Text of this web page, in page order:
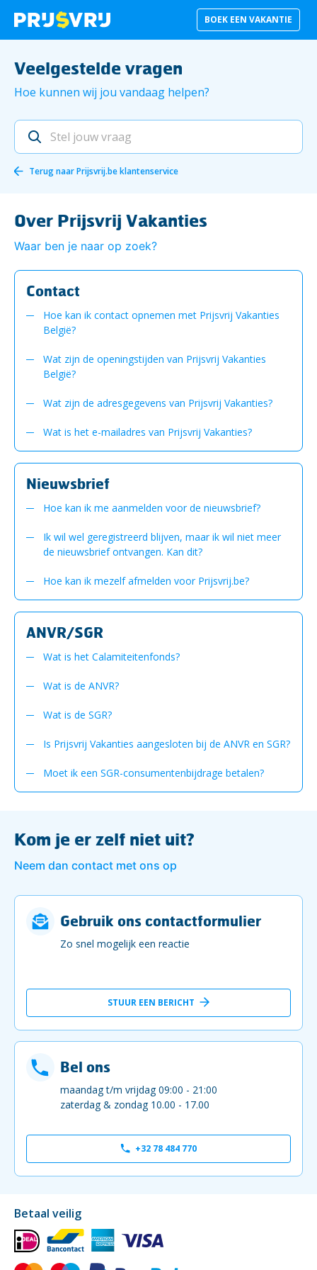
BOEK EEN VAKANTIE
Veelgestelde vragen
Hoe kunnen wij jou vandaag helpen?
Terug naarPrijsvrij.be klantenservice
Over Prijsvrij Vakanties
Waar ben je naar op zoek?
Contact
Hoe kan ik contact opnemen met Prijsvrij Vakanties
België?
Wat zijn de openingstijden van Prijsvrij Vakanties
België?
Wat zijn de adresgegevens van Prijsvrij Vakanties?
Wat is het e-mailadres van Prijsvrij Vakanties?
Nieuwsbrief
Hoe kan ik me aanmelden voor de nieuwsbrief?
Ik wil wel geregistreerd blijven, maar ik wil niet meer
de nieuwsbrief ontvangen. Kan dit?
Hoe kan ik mezelf afmelden voor Prijsvrij.be?
ANVR/SGR
Wat is het Calamiteitenfonds?
Wat is de ANVR?
Wat is de SGR?
Is Prijsvrij Vakanties aangesloten bij de ANVR en SGR?
Moet ik een SGR-consumentenbijdrage betalen?
Kom je er zelf niet uit?
Neem dan contact met ons op
Gebruik ons contactformulier
Zo snel mogelijk een reactie
STUUR EEN BERICHT
Bel ons
maandag t/m vrijdag 09:00 - 21:00
zaterdag & zondag 10.00 - 17.00
+32 78 484 770
Betaal veilig